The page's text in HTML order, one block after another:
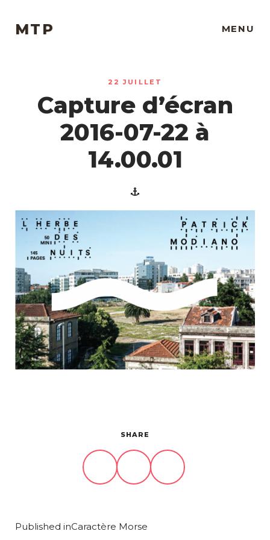
MTP MENU
Projets
À propos
Contact
22 JUILLET
Capture d’écran
2016-07-22 à
14.00.01
SHARE
Published inCaractère Morse